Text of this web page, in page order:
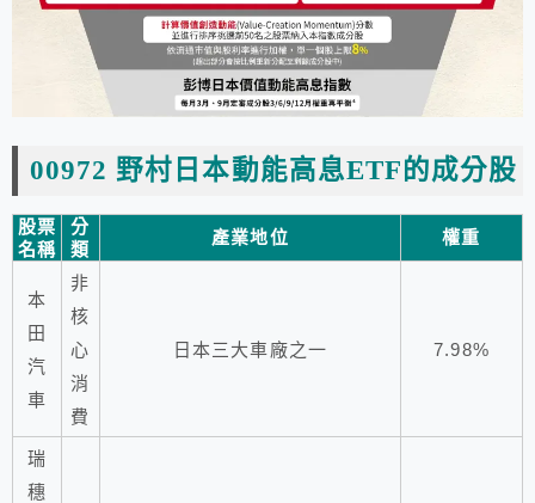
00972 野村日本動能高息ETF的成分股
股票
名稱
分
類
產業地位 權重
本
田
汽
車
非
核
心
消
費
日本三大車廠之一 7.98%
瑞
穗